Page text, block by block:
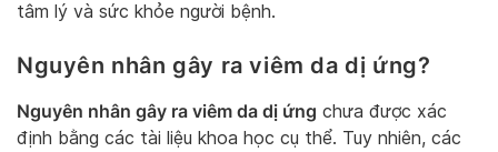
tâm lý và sức khỏe người bệnh.
Nguyên nhân gây ra viêm da dị ứng?
Nguyên nhân gây ra viêm da dị ứng chưa được xác
định bằng các tài liệu khoa học cụ thể. Tuy nhiên, các